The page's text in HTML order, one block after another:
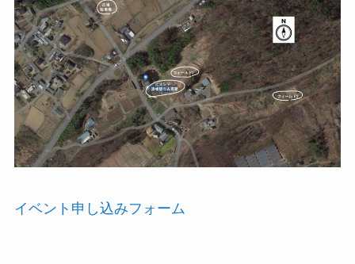
イベント申し込みフォーム